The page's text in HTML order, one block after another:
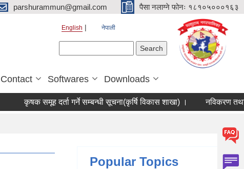
parshurammun@gmail.com पैसा नलाग्ने फोनः १८१०५०००१६३
English नेपाली
Contact Softwares Downloads
कृषक समूह दर्ता गर्ने सम्बन्धी सूचना(कृर्षि विकास शाखा) । नविकरण तथा
Popular Topics